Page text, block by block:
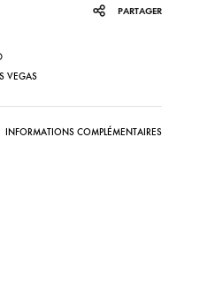
PARTAGER
VEGAS
INFORMATIONS COMPLÉMENTAIRES